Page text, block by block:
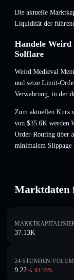
Die aktuelle
Liquidität der
Handele
Solflare
Weird Medieval
und setze Limit-
Verwahrung, in der
Zum aktuellen Kurs
von $35.6K werden
Order-Routing über
minimalem Slippage
Marktdaten
37.13K
24-STUNDEN-
9.22 93.35%